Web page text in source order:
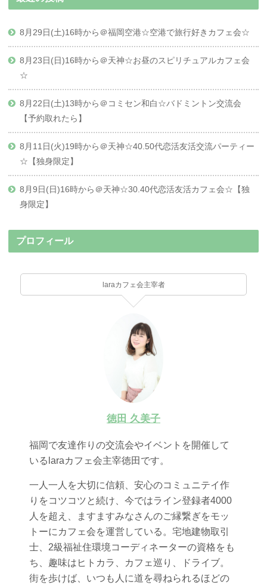
8月29日(土)16時から＠福岡空港☆空港で旅行好きカフェ会☆
8月23日(日)16時から＠天神☆お昼のスピリチュアルカフェ会
☆
8月22日(土)13時から＠コミセン和白☆バドミントン交流会
【予約取れたら】
8月11日(火)19時から＠天神☆40.50代恋活友活交流パーティー
☆【独身限定】
8月9日(日)16時から＠天神☆30.40代恋活友活カフェ会☆【独
身限定】
プロフィール
laraカフェ会主宰者
徳田 久美子
福岡で友達作りの交流会やイベントを開催して
いるlaraカフェ会主宰徳田です。
一人一人を大切に信頼、安心のコミュニテイ作
りをコツコツと続け、今ではライン登録者4000
人を超え、ますますみなさんのご縁繋ぎをモッ
トーにカフェ会を運営している。宅地建物取引
士、2級福祉住環境コーディネーターの資格をも
ち、趣味はヒトカラ、カフェ巡り、ドライブ。
街を歩けば、いつも人に道を尋ねられるほどの